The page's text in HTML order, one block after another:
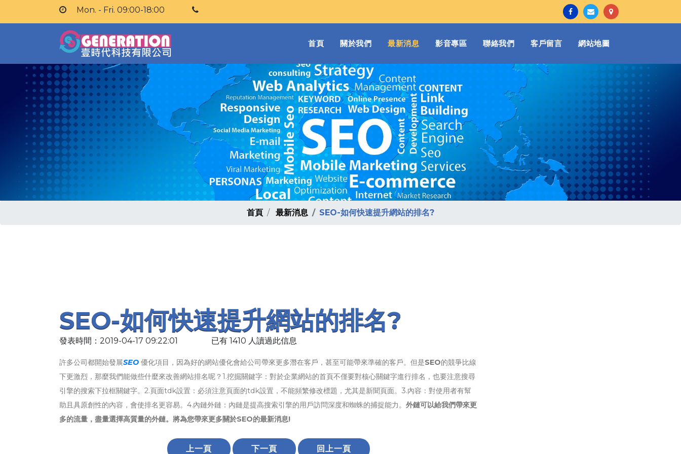
Mon. - Fri. 09:00-18:00
首頁(current)
關於我們 最新消息 影音專區 聯絡我們 客戶留言 網站地圖
首頁 最新消息 SEO-如何快速提升網站的排名?
SEO-如何快速提升網站的排名?
發表時間：2019-04-17 09:22:01 已有 1410 人讀過此信息
許多公司都開始發展SEO 優化項目，因為好的網站優化會給公司帶來更多潛在客戶，甚至可能帶來準確的客戶。但是SEO的競爭比線
下更激烈，那麼我們能做些什麼來改善網站排名呢？1.挖掘關鍵字：對於企業網站的首頁不僅要對核心關鍵字進行排名，也要注意搜尋
引擎的搜索下拉框關鍵字。2.頁面tdk設置：必須注意頁面的tdk設置，不能頻繁修改標題，尤其是新聞頁面。3.內容：對使用者有幫
助且具原創性的內容，會使排名更容易。4.內鏈外鏈：內鏈是提高搜索引擎的用戶訪問深度和蜘蛛的捕捉能力。 外鏈可以給我們帶來更
多的流量，盡量選擇高質量的外鏈。將為您帶來更多關於SEO的最新消息!
上一頁 下一頁 回上一頁